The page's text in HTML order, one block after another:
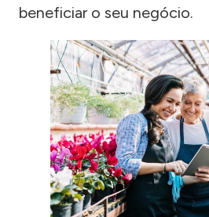
beneficiar o seu negócio.